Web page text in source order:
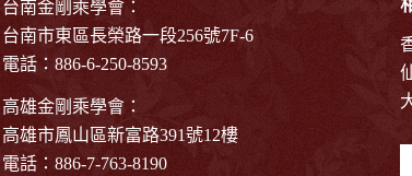
台南金剛乘學會：
台南市東區長榮路一段256號7F-6
電話：886-6-250-8593
高雄金剛乘學會：
高雄市鳳山區新富路391號12樓
電話：886-7-763-8190